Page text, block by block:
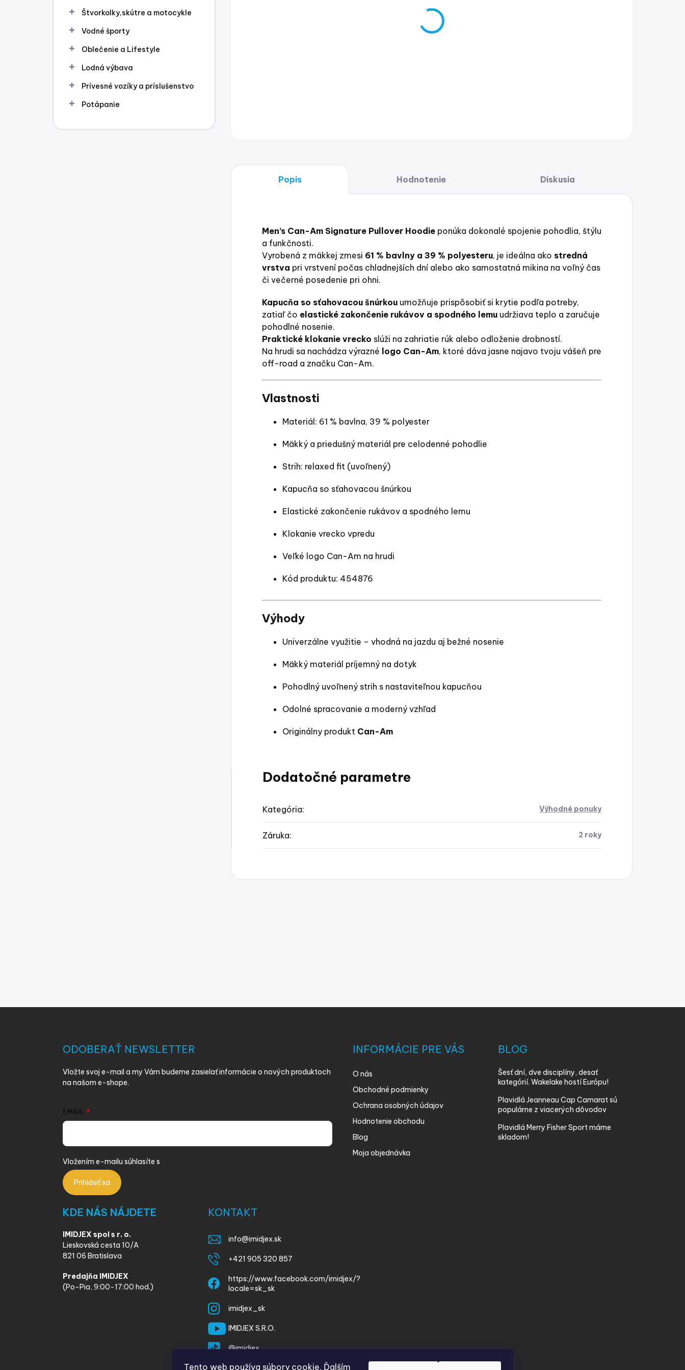
Tento web používa súbory cookie. Ďalším
Štvorkolky,skútre a motocykle
Vodné športy
Oblečenie a Lifestyle
Lodná výbava
Prívesné vozíky a príslušenstvo
Potápanie
Popis Hodnotenie Diskusia
Men’s Can-Am Signature Pullover Hoodie ponúka dokonalé spojenie pohodlia, štýlu
a funkčnosti.
Vyrobená z mäkkej zmesi 61 % bavlny a 39 % polyesteru, je ideálna ako stredná
vrstva pri vrstvení počas chladnejších dní alebo ako samostatná mikina na voľný čas
či večerné posedenie pri ohni.
Kapucňa so sťahovacou šnúrkou umožňuje prispôsobiť si krytie podľa potreby,
zatiaľ čo elastické zakončenie rukávov a spodného lemu udržiava teplo a zaručuje
pohodlné nosenie.
Praktické klokanie vrecko slúži na zahriatie rúk alebo odloženie drobností.
Na hrudi sa nachádza výrazné logo Can-Am, ktoré dáva jasne najavo tvoju vášeň pre
off-road a značku Can-Am.
Vlastnosti
Materiál: 61 % bavlna, 39 % polyester
Mäkký a priedušný materiál pre celodenné pohodlie
Strih: relaxed fit (uvoľnený)
Kapucňa so sťahovacou šnúrkou
Elastické zakončenie rukávov a spodného lemu
Klokanie vrecko vpredu
Veľké logo Can-Am na hrudi
Kód produktu: 454876
Výhody
Univerzálne využitie – vhodná na jazdu aj bežné nosenie
Mäkký materiál príjemný na dotyk
Pohodlný uvoľnený strih s nastaviteľnou kapucňou
Odolné spracovanie a moderný vzhľad
Originálny produkt Can-Am
Dodatočné parametre
Kategória: Výhodné ponuky
Záruka: 2 roky
ODOBERAŤ NEWSLETTER
Vložte svoj e-mail a my Vám budeme zasielať informácie o nových produktoch
na našom e-shope.
EMAIL
Vložením e-mailu súhlasíte s
Prihlásiť sa
INFORMÁCIE PRE VÁS
O nás
Obchodné podmienky
Ochrana osobných údajov
Hodnotenie obchodu
Blog
Moja objednávka
BLOG
Šesť dní, dve disciplíny, desať
kategórií. Wakelake hostí Európu!
Plavidlá Jeanneau Cap Camarat sú
populárne z viacerých dôvodov
Plavidlá Merry Fisher Sport máme
skladom!
KDE NÁS NÁJDETE
IMIDJEX spol s r. o.
Lieskovská cesta 10/A
821 06 Bratislava
Predajňa IMIDJEX
(Po-Pia, 9:00-17:00 hod.)
KONTAKT
info@imidjex.sk
+421 905 320 857
https://www.facebook.com/imidjex/?
locale=sk_sk
imidjex_sk
IMIDJEX S.R.O.
@imidjex